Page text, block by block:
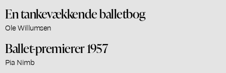
En tankevækkende balletbog
Ole Willumsen
Ballet-premierer 1957
Pia Nimb